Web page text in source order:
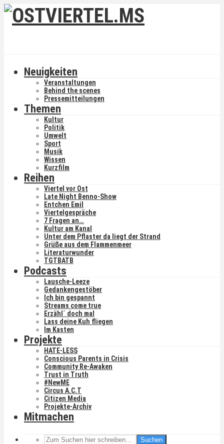
Neuigkeiten
Veranstaltungen
Behind the scenes
Pressemitteilungen
Themen
Kultur
Politik
Umwelt
Sport
Musik
Wissen
Kurzfilm
Reihen
Viertel vor Ost
Late Night Benno-Show
Entchen Emil
Viertelgespräche
7 Fragen an…
Kultur am Kanal
Unter dem Pflaster da liegt der Strand
Grüße aus dem Flammenmeer
Literaturwunder
TGTBATB
Podcasts
Lausche-Leeze
Gedankengestöber
Ich bin gespannt
Streams come true
Erzähl´ doch mal
Lass deine Kuh fliegen
Im Kasten
Projekte
HATE-LESS
Conscious Parents in Crisis
Community Re-Awaken
Trust in Truth
#NewME
Circus A.C.T
Citizen Media
Projekte-Archiv
Mitmachen
Suchen